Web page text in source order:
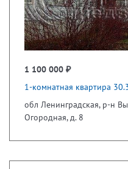
1 100 000 ₽
1-комнатная квартира
обл Ленинградская, р-н
Огородная, д. 8